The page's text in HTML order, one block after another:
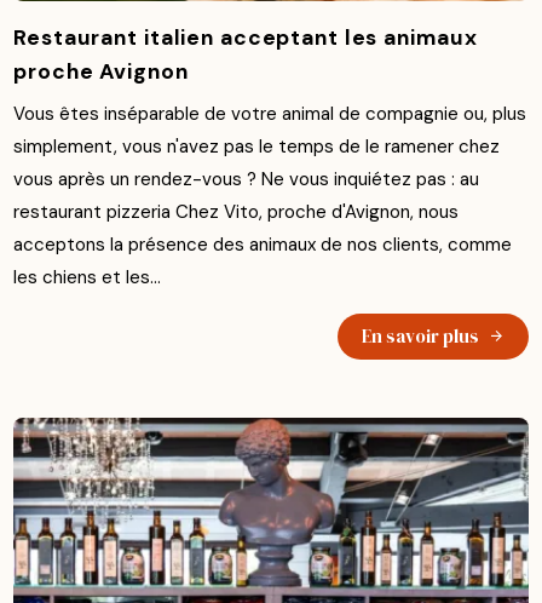
Restaurant italien acceptant les animaux
proche Avignon
Vous êtes inséparable de votre animal de compagnie ou, plus
simplement, vous n'avez pas le temps de le ramener chez
vous après un rendez-vous ? Ne vous inquiétez pas : au
restaurant pizzeria Chez Vito, proche d'Avignon, nous
acceptons la présence des animaux de nos clients, comme
les chiens et les...
En savoir plus